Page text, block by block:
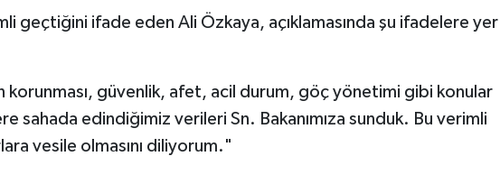
geçtiğini ifade eden Ali Özkaya, açıklamasında şu ifadelere yer
korunması, güvenlik, afet, acil durum, göç yönetimi gibi konular
sahada edindiğimiz verileri Sn. Bakanımıza sunduk. Bu verimli
vesile olmasını diliyorum."